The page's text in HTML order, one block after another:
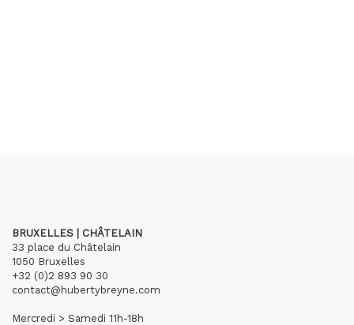
BRUXELLES | CHÂTELAIN
33 place du Châtelain
1050 Bruxelles
+32 (0)2 893 90 30
contact@hubertybreyne.com
Mercredi > Samedi 11h-18h